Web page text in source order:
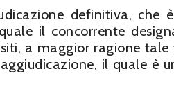
definitiva, che
il concorrente
a maggior ragione
il quale è